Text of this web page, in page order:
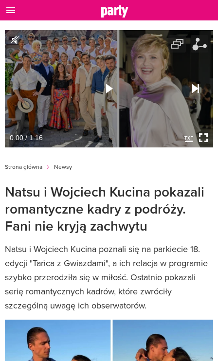
0:00 / 1:16
Strona główna Newsy
Natsu i Wojciech Kucina pokazali
romantyczne kadry z podróży.
Fani nie kryją zachwytu
Natsu i Wojciech Kucina poznali się na parkiecie 18.
edycji "Tańca z Gwiazdami", a ich relacja w programie
szybko przerodziła się w miłość. Ostatnio pokazali
serię romantycznych kadrów, które zwróciły
szczególną uwagę ich obserwatorów.